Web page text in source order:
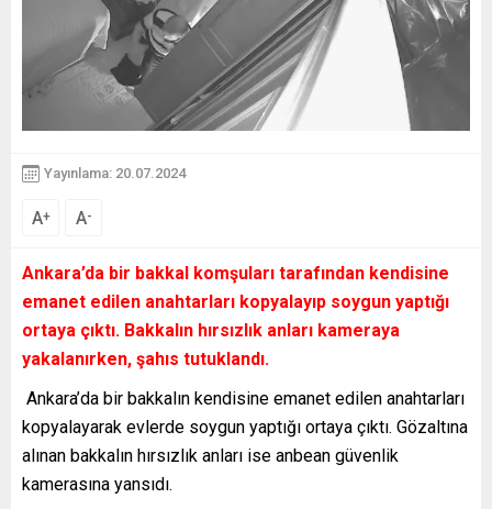
Yayınlama: 20.07.2024
A+ A-
Ankara’da bir bakkal komşuları tarafından kendisine
emanet edilen anahtarları kopyalayıp soygun yaptığı
ortaya çıktı. Bakkalın hırsızlık anları kameraya
yakalanırken, şahıs tutuklandı.
Ankara’da bir bakkalın kendisine emanet edilen anahtarları
kopyalayarak evlerde soygun yaptığı ortaya çıktı. Gözaltına
alınan bakkalın hırsızlık anları ise anbean güvenlik
kamerasına yansıdı.